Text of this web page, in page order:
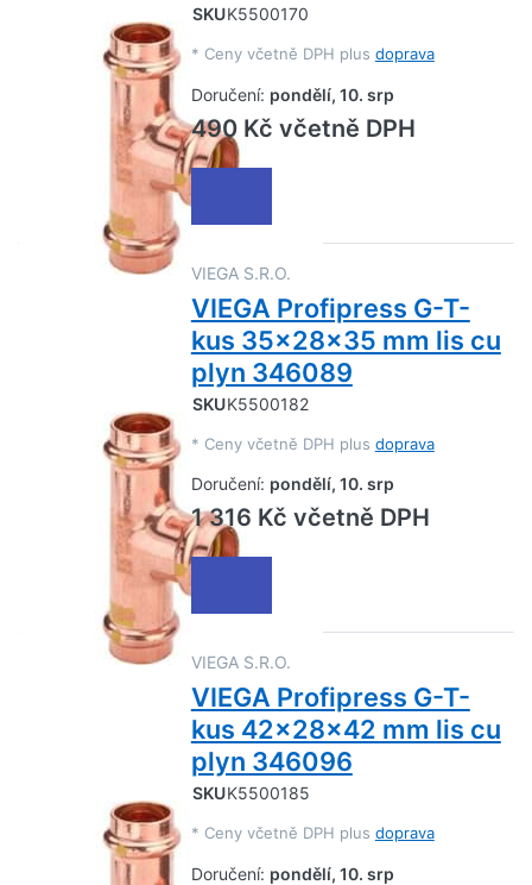
SKUK5500170
* Ceny včetně DPH plus doprava
Doručení: pondělí, 10. srp
490 Kč včetně DPH
VIEGA S.R.O.
VIEGA Profipress G-T-
kus 35x28x35 mm lis cu
plyn 346089
SKUK5500182
* Ceny včetně DPH plus doprava
Doručení: pondělí, 10. srp
1 316 Kč včetně DPH
VIEGA S.R.O.
VIEGA Profipress G-T-
kus 42x28x42 mm lis cu
plyn 346096
SKUK5500185
* Ceny včetně DPH plus doprava
Doručení: pondělí, 10. srp